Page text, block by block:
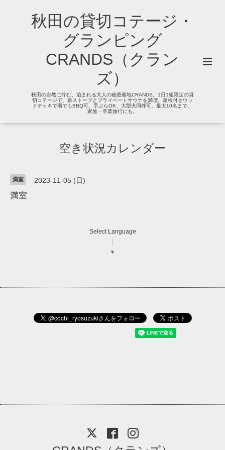
秋田の貸切コテージ・
グランピング
CRANDS（クラン
ズ）
秋田の自然に佇む、泊まれる大人の秘密基地CRANDS。1日1組限定の貸
切コテージで、薪ストーブとプライベートサウナを満喫。屋根付きウッ
ドデッキで雨でもBBQ可。手ぶらOK、大型犬同伴可。最大10名まで、
家族・卒業旅行にも。
空き状況カレンダー
満室 2023-11-05 (日)
満室
Select Language
▼